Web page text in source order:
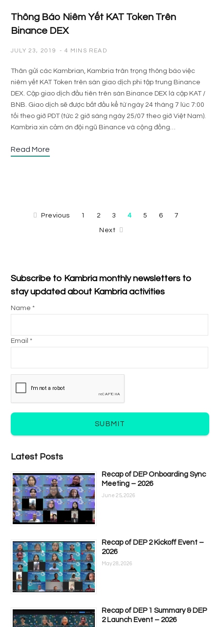
Thông Báo Niêm Yết KAT Token Trên
Binance DEX
JULY 23, 2019 4 MINS READ
Thân gửi các Kambrian, Kambria trân trọng thông báo việc
niêm yết KAT Token trên sàn giao dịch phi tập trung Binance
DEX. Cặp giao dịch đầu tiên trên sàn Binance DEX là cặp KAT /
BNB. Giao dịch sẽ được bắt đầu kể từ ngày 24 tháng 7 lúc 7:00
tối theo giờ PDT (tức 2 giờ sáng ngày 25/07 theo giờ Việt Nam).
Kambria xin cảm ơn đội ngũ Binance và cộng đồng…
Read More
Previous 1 2 3 4 5 6 7
Next
Subscribe to Kambria monthly newsletters to
stay updated about Kambria activities
Name *
Email *
SUBMIT
Latest Posts
Recap of DEP Onboarding Sync
Meeting – 2026
June 25, 2026
Recap of DEP 2 Kickoff Event –
2026
May 28, 2026
Recap of DEP 1 Summary & DEP
2 Launch Event – 2026